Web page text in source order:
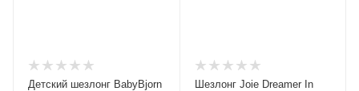
Детский шезлонг BabyBjorn
Шезлонг Joie Dreamer In